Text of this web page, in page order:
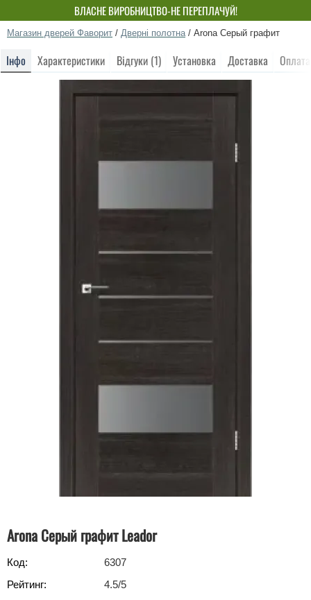
ВЛАСНЕ ВИРОБНИЦТВО-НЕ ПЕРЕПЛАЧУЙ!
Магазин дверей Фаворит / Дверні полотна / Arona Серый графит
Інфо Характеристики Відгуки (1) Установка Доставка Оплата
Arona Серый графит Leador
Код:
6307
Рейтинг:
4.5/5